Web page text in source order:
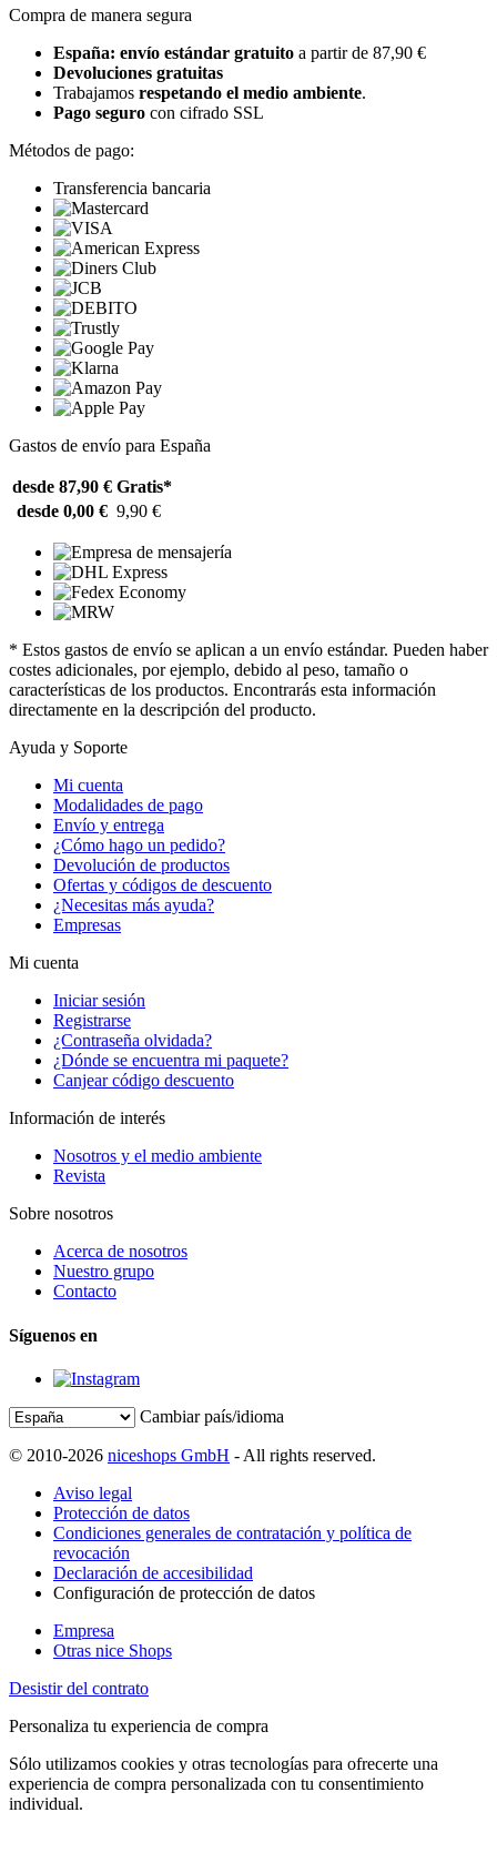
Compra de manera segura
España: envío estándar gratuito a partir de 87,90 €
Devoluciones gratuitas
Trabajamos respetando el medio ambiente.
Pago seguro con cifrado SSL
Métodos de pago:
Transferencia bancaria
Gastos de envío para España
desde 87,90 € Gratis*
desde 0,00 € 9,90 €
* Estos gastos de envío se aplican a un envío estándar. Pueden haber
costes adicionales, por ejemplo, debido al peso, tamaño o
características de los productos. Encontrarás esta información
directamente en la descripción del producto.
Ayuda y Soporte
Mi cuenta
Modalidades de pago
Envío y entrega
¿Cómo hago un pedido?
Devolución de productos
Ofertas y códigos de descuento
¿Necesitas más ayuda?
Empresas
Mi cuenta
Iniciar sesión
Registrarse
¿Contraseña olvidada?
¿Dónde se encuentra mi paquete?
Canjear código descuento
Información de interés
Nosotros y el medio ambiente
Revista
Sobre nosotros
Acerca de nosotros
Nuestro grupo
Contacto
Síguenos en
Cambiar país/idioma
© 2010-2026 niceshops GmbH - All rights reserved.
Aviso legal
Protección de datos
Condiciones generales de contratación y política de
revocación
Declaración de accesibilidad
Configuración de protección de datos
Empresa
Otras nice Shops
Desistir del contrato
Personaliza tu experiencia de compra
Sólo utilizamos cookies y otras tecnologías para ofrecerte una
experiencia de compra personalizada con tu consentimiento
individual.